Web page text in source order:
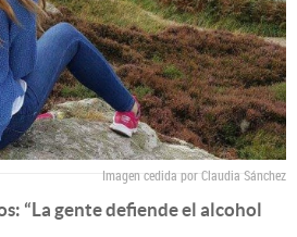
Imagen cedida por Claudia Sánchez
“La gente defiende el alcohol